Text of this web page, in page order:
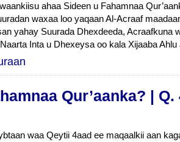
ahaa Sideen u Fahamnaa
waxaa loo yaqaan Al-Acraaf
yahay Suurada Dhexdeeda, Acraafkuna
Inta u Dhexeysa oo kala Xijaaba
Qur’aanka? | Q.
waa Qeytii 4aad ee maqaalkii aan